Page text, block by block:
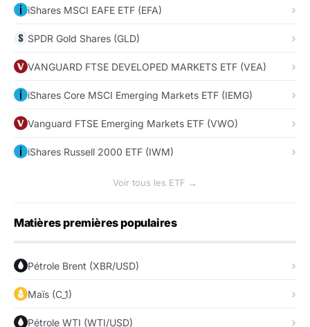
iShares MSCI EAFE ETF (EFA)
SPDR Gold Shares (GLD)
VANGUARD FTSE DEVELOPED MARKETS ETF (VEA)
iShares Core MSCI Emerging Markets ETF (IEMG)
Vanguard FTSE Emerging Markets ETF (VWO)
iShares Russell 2000 ETF (IWM)
Voir tous les ETF →
Matières premières populaires
Pétrole Brent (XBR/USD)
Maïs (C_1)
Pétrole WTI (WTI/USD)